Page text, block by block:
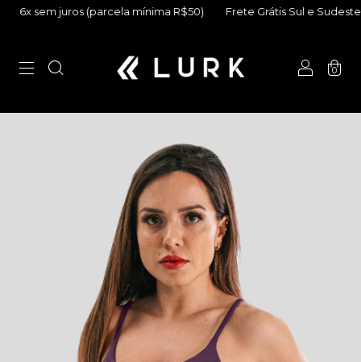
sem juros (parcela mínima R$50) Frete Grátis Sul e Sudeste
0